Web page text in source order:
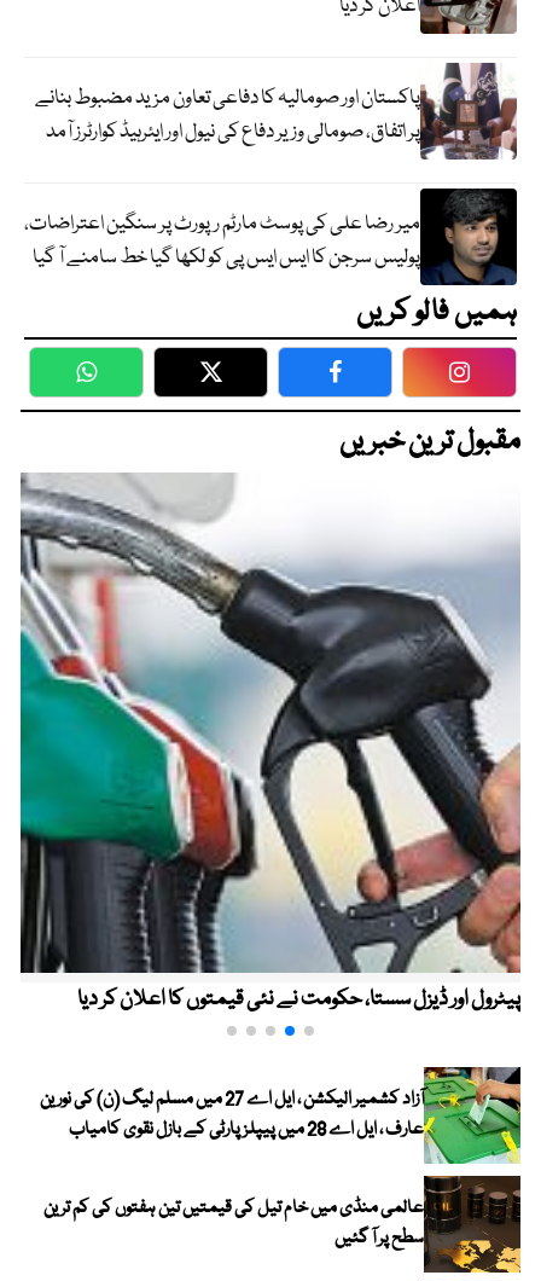
اعلان کر دیا
پاکستان اور صومالیہ کا دفاعی تعاون مزید مضبوط بنانے
پر اتفاق، صومالی وزیر دفاع کی نیول اور ایئرہیڈ کوارٹرز آمد
میر رضا علی کی پوسٹ مارٹم رپورٹ پر سنگین اعتراضات،
پولیس سرجن کا ایس ایس پی کو لکھا گیا خط سامنے آ گیا
ہمیں فالو کریں
WhatsApp Twitter Facebook
مقبول ترین خبریں
پیٹرول اور ڈیزل سستا، حکومت نے نئی قیمتوں کا اعلان کر دیا
آزاد کشمیر الیکشن ، ایل اے 27 میں مسلم لیگ (ن) کی نورین
عارف ، ایل اے 28 میں پیپلز پارٹی کے بازل نقوی کامیاب
عالمی منڈی میں خام تیل کی قیمتیں تین ہفتوں کی کم ترین
سطح پر آ گئیں